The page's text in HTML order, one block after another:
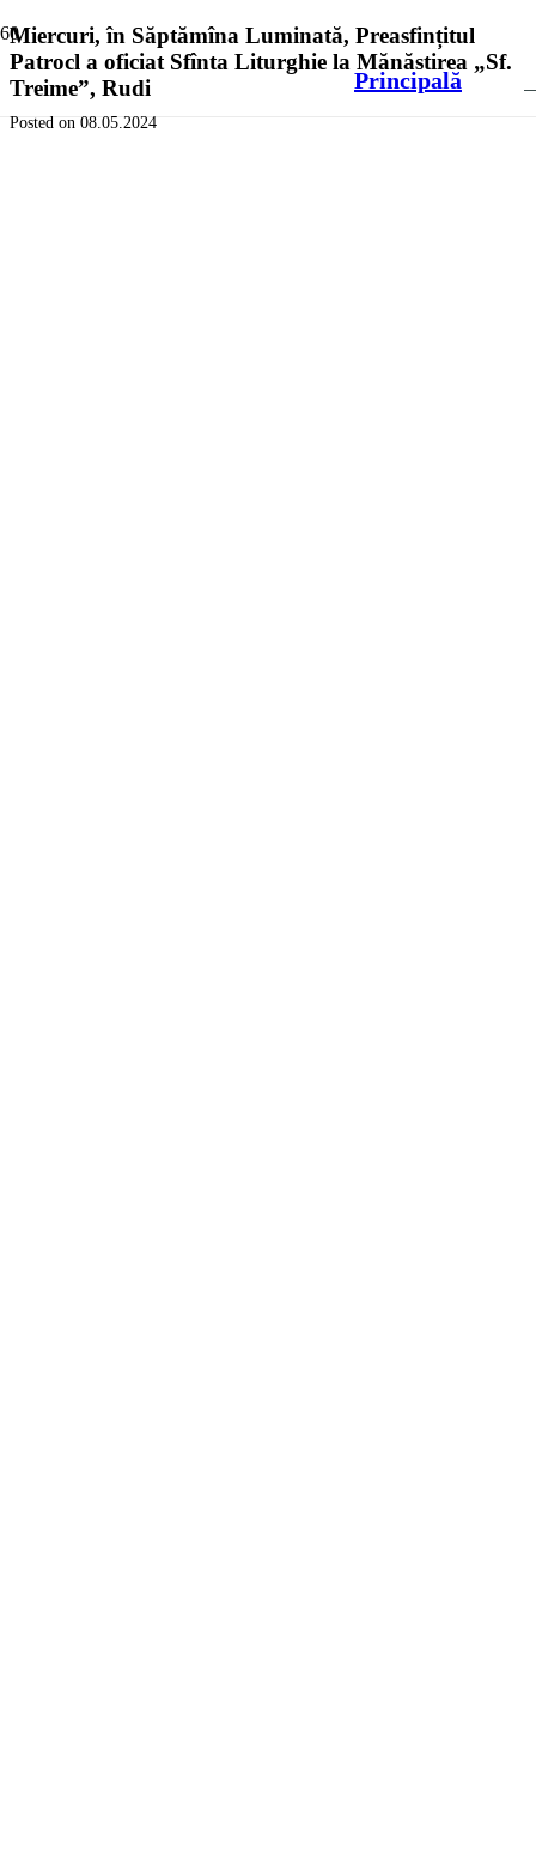
Principală
Miercuri, în Săptămîna Luminată, Preasfințitul
Patrocl a oficiat Sfînta Liturghie la Mănăstirea „Sf.
Treime”, Rudi
Posted on 08.05.2024